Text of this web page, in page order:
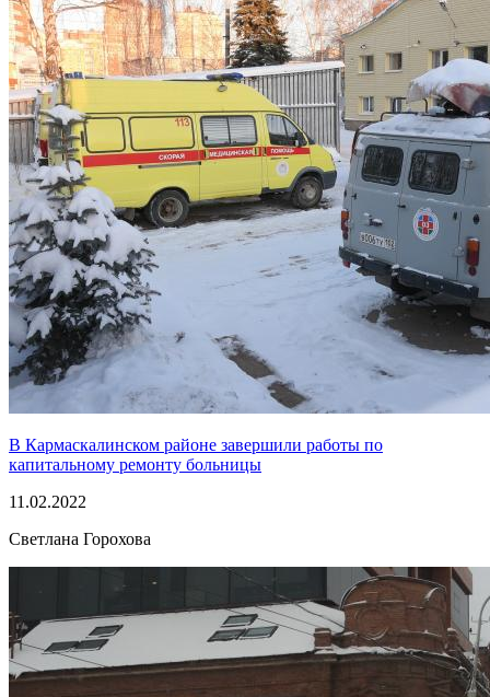
В Кармаскалинском районе завершили работы по
капитальному ремонту больницы
11.02.2022
Светлана Горохова